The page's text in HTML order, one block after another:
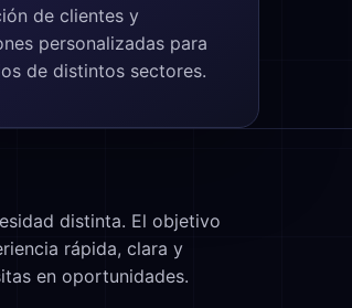
de clientes y
personalizadas para
de distintos sectores.
distinta. El objetivo
rápida, clara y
en oportunidades.